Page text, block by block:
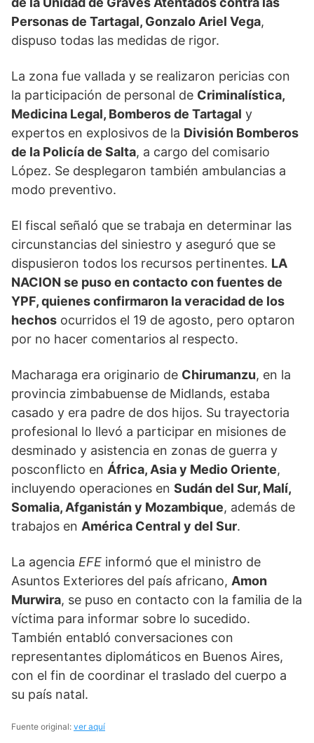
Personas de Tartagal, Gonzalo Ariel Vega,
dispuso todas las medidas de rigor.
La zona fue vallada y se realizaron pericias con
la participación de personal de Criminalística,
Medicina Legal, Bomberos de Tartagal y
expertos en explosivos de la División Bomberos
de la Policía de Salta, a cargo del comisario
López. Se desplegaron también ambulancias a
modo preventivo.
El fiscal señaló que se trabaja en determinar las
circunstancias del siniestro y aseguró que se
dispusieron todos los recursos pertinentes. LA
NACION se puso en contacto con fuentes de
YPF, quienes confirmaron la veracidad de los
hechos ocurridos el 19 de agosto, pero optaron
por no hacer comentarios al respecto.
Macharaga era originario de Chirumanzu, en la
provincia zimbabuense de Midlands, estaba
casado y era padre de dos hijos. Su trayectoria
profesional lo llevó a participar en misiones de
desminado y asistencia en zonas de guerra y
posconflicto en África, Asia y Medio Oriente,
incluyendo operaciones en Sudán del Sur, Malí,
Somalia, Afganistán y Mozambique, además de
trabajos en América Central y del Sur.
La agencia EFE informó que el ministro de
Asuntos Exteriores del país africano, Amon
Murwira, se puso en contacto con la familia de la
víctima para informar sobre lo sucedido.
También entabló conversaciones con
representantes diplomáticos en Buenos Aires,
con el fin de coordinar el traslado del cuerpo a
su país natal.
Fuente original: ver aquí